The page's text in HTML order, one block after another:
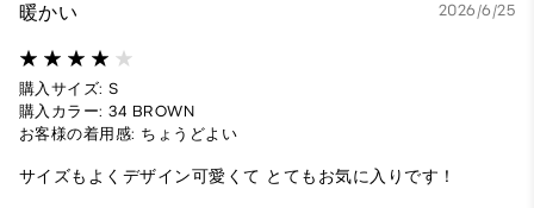
暖かい 2026/6/25
購入サイズ: S
購入カラー: 34 BROWN
お客様の着用感: ちょうどよい
サイズもよくデザイン可愛くて とてもお気に入りです！